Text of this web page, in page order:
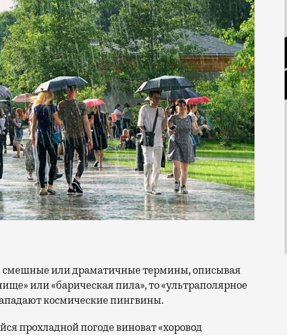
или «барическая пила», то «ультраполярное
космические пингвины.
прохладной погоде виноват «хоровод